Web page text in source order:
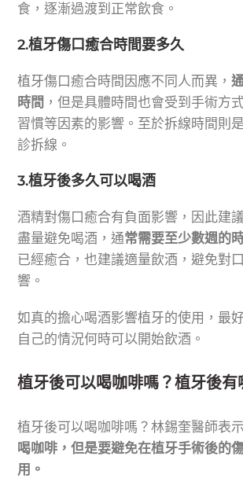
食，逐漸過渡到正常飲食。
2.植牙傷口癒合時間要多久
植牙傷口癒合時間因應不同人而異，
時間 ，但是具體時間也會受到手術方
習慣等因素的影響。至於拆線時間則
診拆線。
3.植牙後多久可以喝酒
酒精對傷口癒合有負面影響，因此建
盡量避免喝酒，通常需要至少數週的
已經癒合，也建議適量飲酒，避免對
響。
如真的擔心喝酒影響植牙的使用，最
自己的情況何時可以開始飲酒。
植牙後可以喝咖啡嗎？植牙後有
植牙後可以喝咖啡嗎？林錫奎醫師表
喝咖啡，但是要避免在植牙手術後的
用。